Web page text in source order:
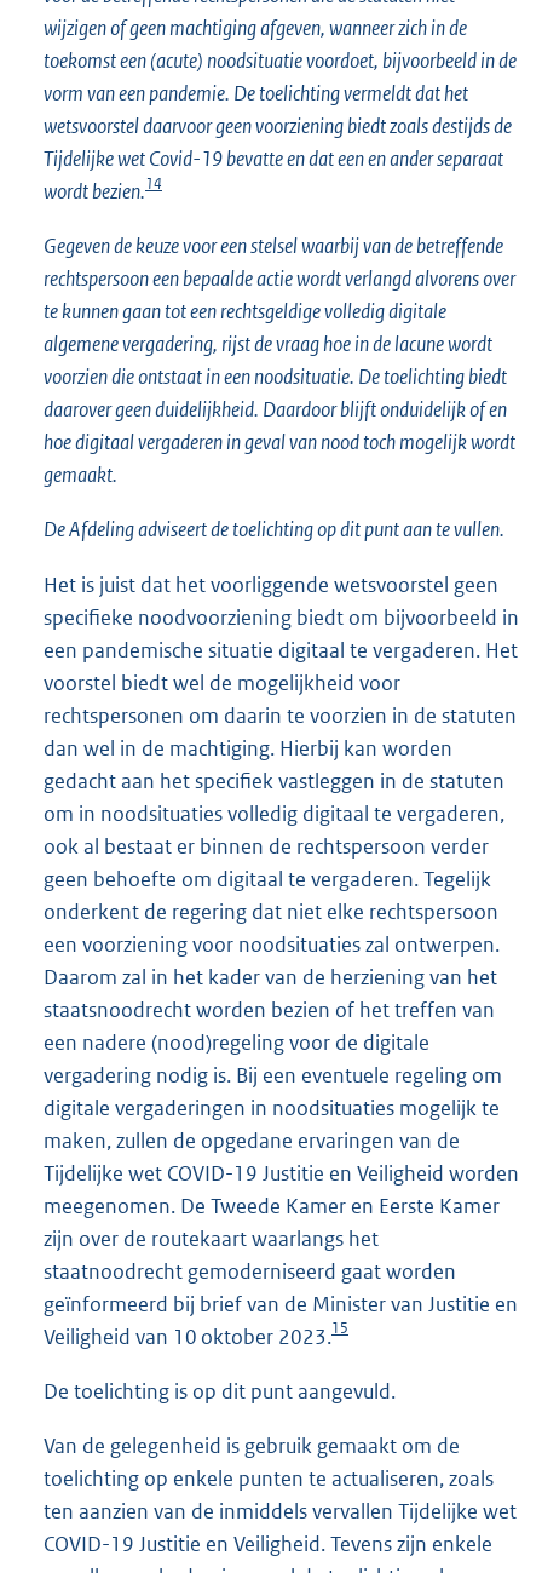
wijzigen of geen machtiging afgeven, wanneer zich in de
toekomst een (acute) noodsituatie voordoet, bijvoorbeeld in de
vorm van een pandemie. De toelichting vermeldt dat het
wetsvoorstel daarvoor geen voorziening biedt zoals destijds de
Tijdelijke wet Covid-19 bevatte en dat een en ander separaat
wordt bezien.14
Gegeven de keuze voor een stelsel waarbij van de betreffende
rechtspersoon een bepaalde actie wordt verlangd alvorens over
te kunnen gaan tot een rechtsgeldige volledig digitale
algemene vergadering, rijst de vraag hoe in de lacune wordt
voorzien die ontstaat in een noodsituatie. De toelichting biedt
daarover geen duidelijkheid. Daardoor blijft onduidelijk of en
hoe digitaal vergaderen in geval van nood toch mogelijk wordt
gemaakt.
De Afdeling adviseert de toelichting op dit punt aan te vullen.
Het is juist dat het voorliggende wetsvoorstel geen
specifieke noodvoorziening biedt om bijvoorbeeld in
een pandemische situatie digitaal te vergaderen. Het
voorstel biedt wel de mogelijkheid voor
rechtspersonen om daarin te voorzien in de statuten
dan wel in de machtiging. Hierbij kan worden
gedacht aan het specifiek vastleggen in de statuten
om in noodsituaties volledig digitaal te vergaderen,
ook al bestaat er binnen de rechtspersoon verder
geen behoefte om digitaal te vergaderen. Tegelijk
onderkent de regering dat niet elke rechtspersoon
een voorziening voor noodsituaties zal ontwerpen.
Daarom zal in het kader van de herziening van het
staatsnoodrecht worden bezien of het treffen van
een nadere (nood)regeling voor de digitale
vergadering nodig is. Bij een eventuele regeling om
digitale vergaderingen in noodsituaties mogelijk te
maken, zullen de opgedane ervaringen van de
Tijdelijke wet COVID-19 Justitie en Veiligheid worden
meegenomen. De Tweede Kamer en Eerste Kamer
zijn over de routekaart waarlangs het
staatnoodrecht gemoderniseerd gaat worden
geïnformeerd bij brief van de Minister van Justitie en
Veiligheid van 10 oktober 2023.15
De toelichting is op dit punt aangevuld.
Van de gelegenheid is gebruik gemaakt om de
toelichting op enkele punten te actualiseren, zoals
ten aanzien van de inmiddels vervallen Tijdelijke wet
COVID-19 Justitie en Veiligheid. Tevens zijn enkele